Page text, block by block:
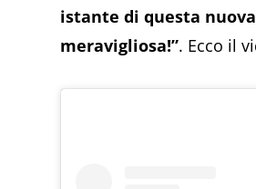
istante di questa
meravigliosa!”. Ecco il